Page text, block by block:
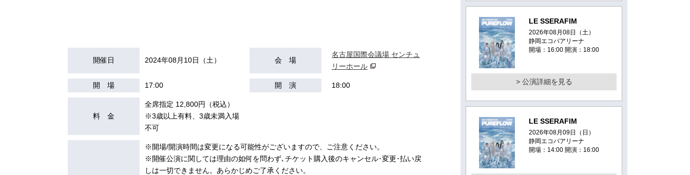
開催日 2024年08月10日（土） 会 場
名古屋国際会議場 センチュ
リーホール
開 場 17:00 開 演 18:00
料 金
全席指定 12,800円（税込）
※3歳以上有料、3歳未満入場
不可
※開場/開演時間は変更になる可能性がございますので、ご注意ください。
※開催公演に関しては理由の如何を問わず､チケット購入後のキャンセル･変更･払い戻
しは一切できません。あらかじめご了承ください。
LE SSERAFIM
2026年08月08日（土）
静岡エコパアリーナ
開場：16:00 開演：18:00
> 公演詳細を見る
LE SSERAFIM
2026年08月09日（日）
静岡エコパアリーナ
開場：14:00 開演：16:00